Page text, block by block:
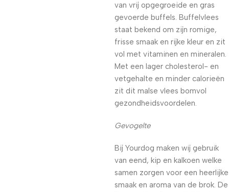
van vrij opgegroeide en gras
gevoerde buffels. Buffelvlees
staat bekend om zijn romige,
frisse smaak en rijke kleur en zit
vol met vitaminen en mineralen.
Met een lager cholesterol- en
vetgehalte en minder calorieën
zit dit malse vlees bomvol
gezondheidsvoordelen.
Gevogelte
Bij Yourdog maken wij gebruik
van eend, kip en kalkoen welke
samen zorgen voor een heerlijke
smaak en aroma van de brok. De